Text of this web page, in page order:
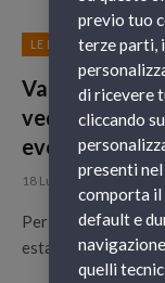
LE NOSTRE
Vacanze a
vedere, cosa
eventi in città
18 Luglio 2017
Per le vacanze di
estate, infatti, la
previo tuo
terze parti,
di ricevere
cliccando
presenti
comporta il
default e
quelli